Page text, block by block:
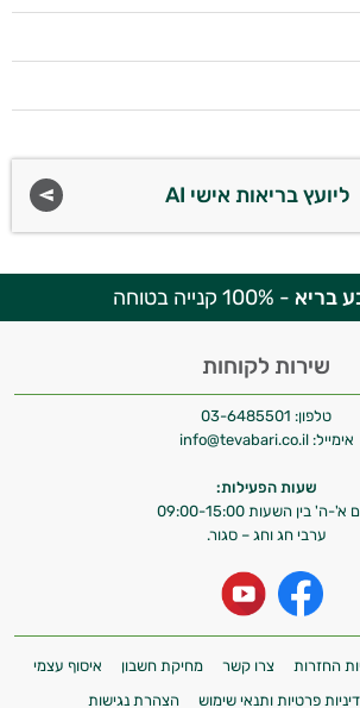
ליועץ בריאות אישי AI
בריא - 100% קנייה בטוחה
שירות לקוחות
טלפון: 03-6485501
אימייל: info@tevabari.co.il
שעות הפעילות:
א'-ה' בין השעות 09:00-15:00
ערבי חג וחג – סגור.
החזרות צרו קשר מחיקת חשבון
איסוף עצמי
פרטיות ותנאי שימוש הצהרת נגישות